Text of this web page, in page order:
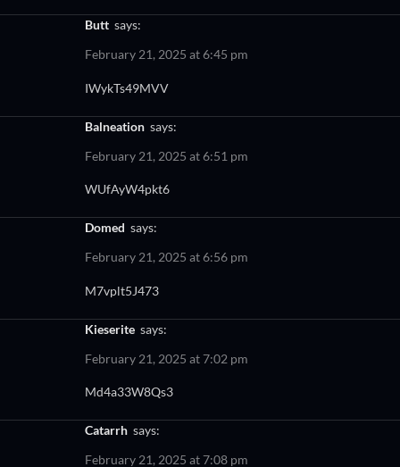
butt says:
February 21, 2025 at 6:45 pm
IWykTs49MVV
balneation says:
February 21, 2025 at 6:51 pm
WUfAyW4pkt6
domed says:
February 21, 2025 at 6:56 pm
M7vplt5J473
kieserite says:
February 21, 2025 at 7:02 pm
Md4a33W8Qs3
catarrh says:
February 21, 2025 at 7:08 pm